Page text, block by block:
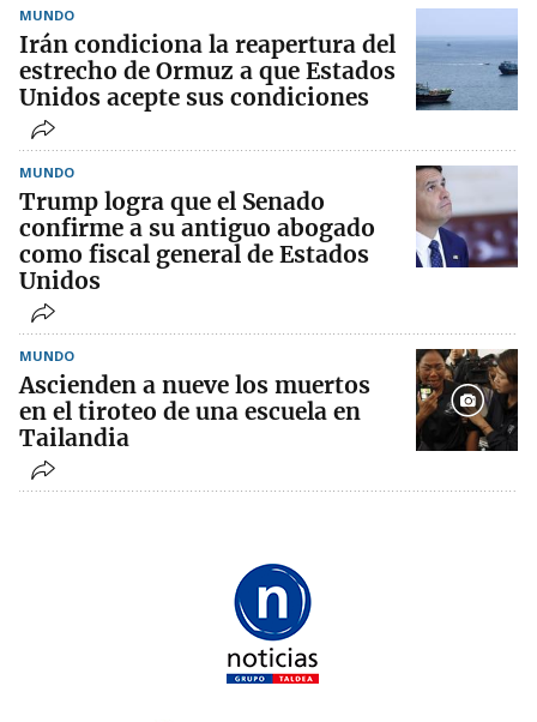
MUNDO
Irán condiciona la reapertura del
estrecho de Ormuz a que Estados
Unidos acepte sus condiciones
MUNDO
Trump logra que el Senado
confirme a su antiguo abogado
como fiscal general de Estados
Unidos
MUNDO
Ascienden a nueve los muertos
en el tiroteo de una escuela en
Tailandia